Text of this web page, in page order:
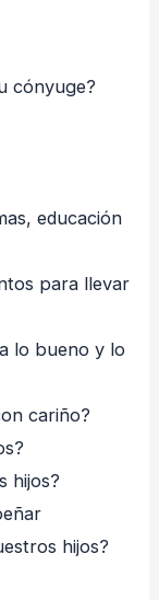
cónyuge?
educación
para llevar
lo bueno y lo
cariño?
hijos?
hijos?